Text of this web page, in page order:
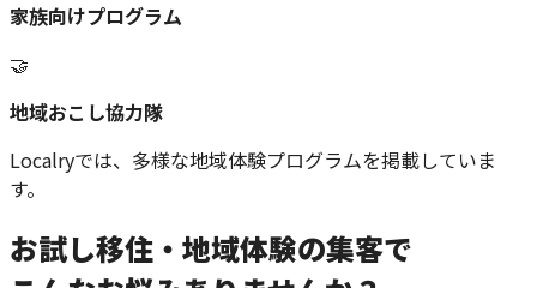
家族向けプログラム
🤝
地域おこし協力隊
Localryでは、多様な地域体験プログラムを掲載していま
す。
お試し移住・地域体験の集客で